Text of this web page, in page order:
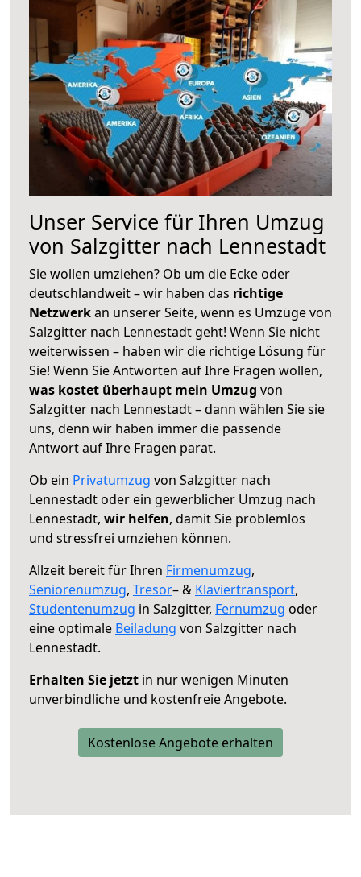
Unser Service für Ihren Umzug
von Salzgitter nach Lennestadt
Sie wollen umziehen? Ob um die Ecke oder
deutschlandweit – wir haben das richtige
Netzwerkan unserer Seite, wenn es Umzüge von
Salzgitter nach Lennestadt geht! Wenn Sie nicht
weiterwissen – haben wir die richtige Lösung für
Sie! Wenn Sie Antworten auf Ihre Fragen wollen,
was kostet überhaupt mein Umzug von
Salzgitter nach Lennestadt – dann wählen Sie sie
uns, denn wir haben immer die passende
Antwort auf Ihre Fragen parat.
Ob ein Privatumzug von Salzgitter nach
Lennestadt oder ein gewerblicher Umzug nach
Lennestadt, wir helfen, damit Sie problemlos
und stressfrei umziehen können.
Allzeit bereit für Ihren Firmenumzug,
Seniorenumzug, Tresor– & Klaviertransport,
Studentenumzug in Salzgitter, Fernumzug oder
eine optimale Beiladung von Salzgitter nach
Lennestadt.
Erhalten Sie jetzt in nur wenigen Minuten
unverbindliche und kostenfreie Angebote.
Kostenlose Angebote erhalten